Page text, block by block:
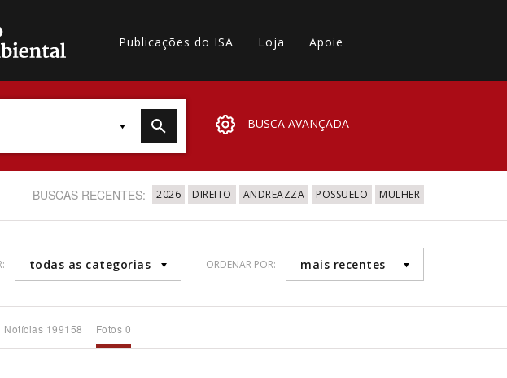
Publicações do ISA Loja Apoie
BUSCA AVANÇADA
BUSCAS RECENTES: 2026 DIREITO ANDREAZZA POSSUELO MULHER
todas as categorias ORDENAR POR: mais recentes
Notícias 199158 Fotos 0